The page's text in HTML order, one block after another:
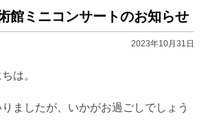
館ミニコンサートのお知らせ
2023年10月31日
は。
ましたが、いかがお過ごしでしょう